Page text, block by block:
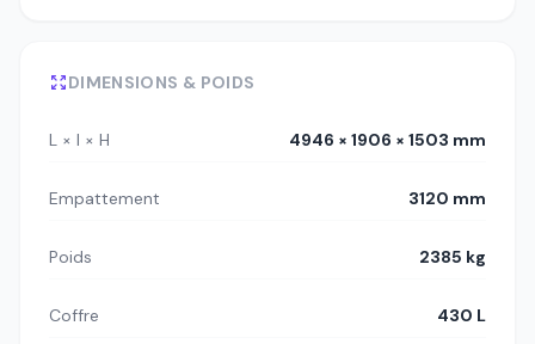
DIMENSIONS & POIDS
L × l × H 4946 × 1906 × 1503 mm
Empattement 3120 mm
Poids 2385 kg
Coffre 430 L